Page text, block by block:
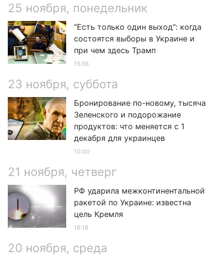
25 ноября, понедельник
"Есть только один выход": когда
состоятся выборы в Украине и
при чем здесь Трамп
15:56
23 ноября, суббота
Бронирование по-новому, тысяча
Зеленского и подорожание
продуктов: что меняется с 1
декабря для украинцев
10:00
21 ноября, четверг
РФ ударила межконтинентальной
ракетой по Украине: известна
цель Кремля
16:18
20 ноября, среда